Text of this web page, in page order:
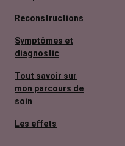
Reconstructions
Symptômes et
diagnostic
Tout savoir sur
mon parcours de
soin
Les effets